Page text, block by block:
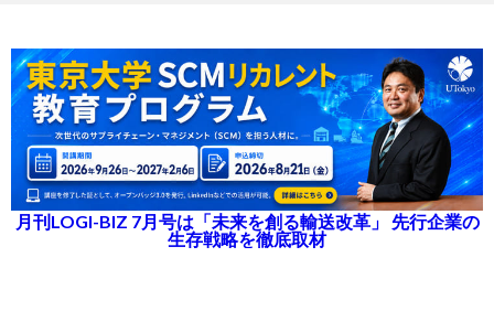
月刊LOGI-BIZ 7月号は「未来を創る輸送改革」 先行企業の
生存戦略を徹底取材